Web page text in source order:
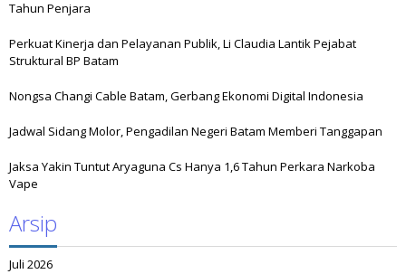
Tahun Penjara
Perkuat Kinerja dan Pelayanan Publik, Li Claudia Lantik Pejabat
Struktural BP Batam
Nongsa Changi Cable Batam, Gerbang Ekonomi Digital Indonesia
Jadwal Sidang Molor, Pengadilan Negeri Batam Memberi Tanggapan
Jaksa Yakin Tuntut Aryaguna Cs Hanya 1,6 Tahun Perkara Narkoba
Vape
Arsip
Juli 2026